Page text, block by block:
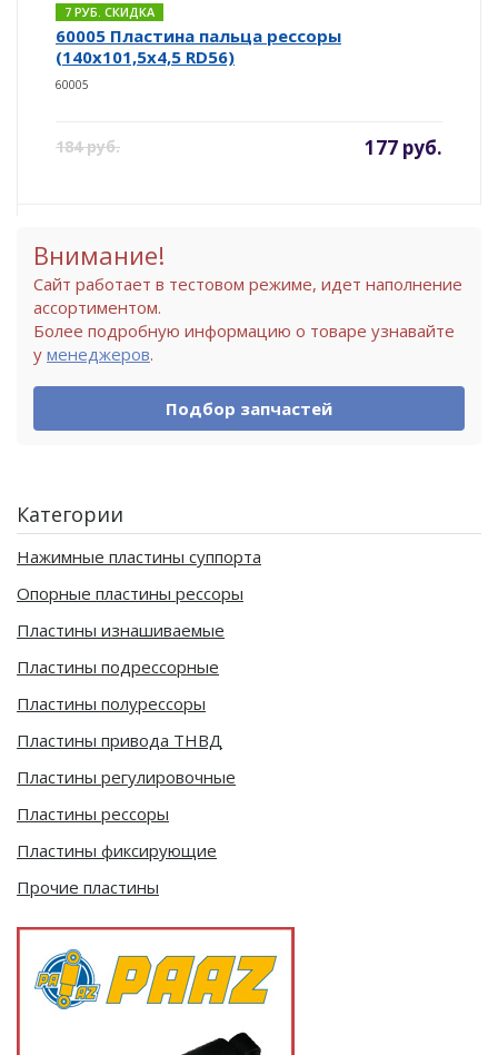
7 РУБ. СКИДКА
60005 Пластина пальца рессоры
(140х101,5х4,5 RD56)
60005
184 руб. 177 руб.
Внимание!
Сайт работает в тестовом режиме, идет наполнение
ассортиментом.
Более подробную информацию о товаре узнавайте
у менеджеров.
Подбор запчастей
Категории
Нажимные пластины суппорта
Опорные пластины рессоры
Пластины изнашиваемые
Пластины подрессорные
Пластины полурессоры
Пластины привода ТНВД
Пластины регулировочные
Пластины рессоры
Пластины фиксирующие
Прочие пластины